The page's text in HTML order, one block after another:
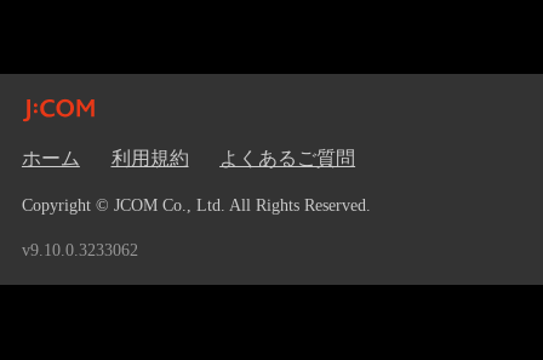
ホーム 利用規約 よくあるご質問
Copyright © JCOM Co., Ltd. All Rights Reserved.
v9.10.0.3233062